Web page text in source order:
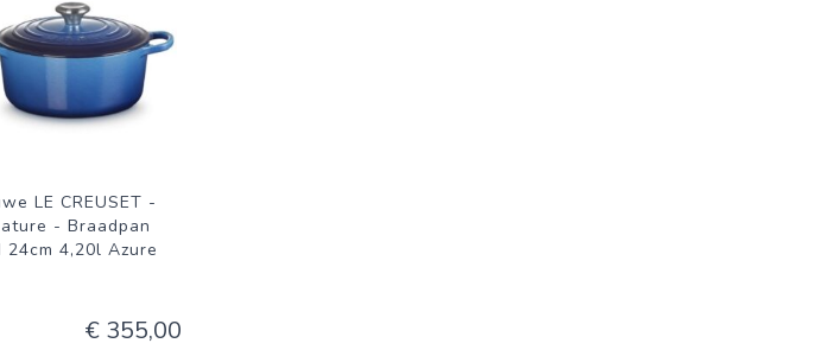
LE CREUSET -
- Braadpan
24cm 4,20l Azure
€ 355,00